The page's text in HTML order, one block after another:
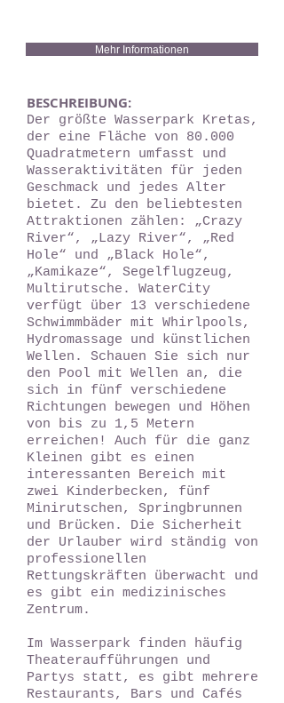
Mehr Informationen
BESCHREIBUNG:
Der größte Wasserpark Kretas,
der eine Fläche von 80.000
Quadratmetern umfasst und
Wasseraktivitäten für jeden
Geschmack und jedes Alter
bietet. Zu den beliebtesten
Attraktionen zählen: „Crazy
River“, „Lazy River“, „Red
Hole“ und „Black Hole“,
„Kamikaze“, Segelflugzeug,
Multirutsche. WaterCity
verfügt über 13 verschiedene
Schwimmbäder mit Whirlpools,
Hydromassage und künstlichen
Wellen. Schauen Sie sich nur
den Pool mit Wellen an, die
sich in fünf verschiedene
Richtungen bewegen und Höhen
von bis zu 1,5 Metern
erreichen! Auch für die ganz
Kleinen gibt es einen
interessanten Bereich mit
zwei Kinderbecken, fünf
Minirutschen, Springbrunnen
und Brücken. Die Sicherheit
der Urlauber wird ständig von
professionellen
Rettungskräften überwacht und
es gibt ein medizinisches
Zentrum.
Im Wasserpark finden häufig
Theateraufführungen und
Partys statt, es gibt mehrere
Restaurants, Bars und Cafés